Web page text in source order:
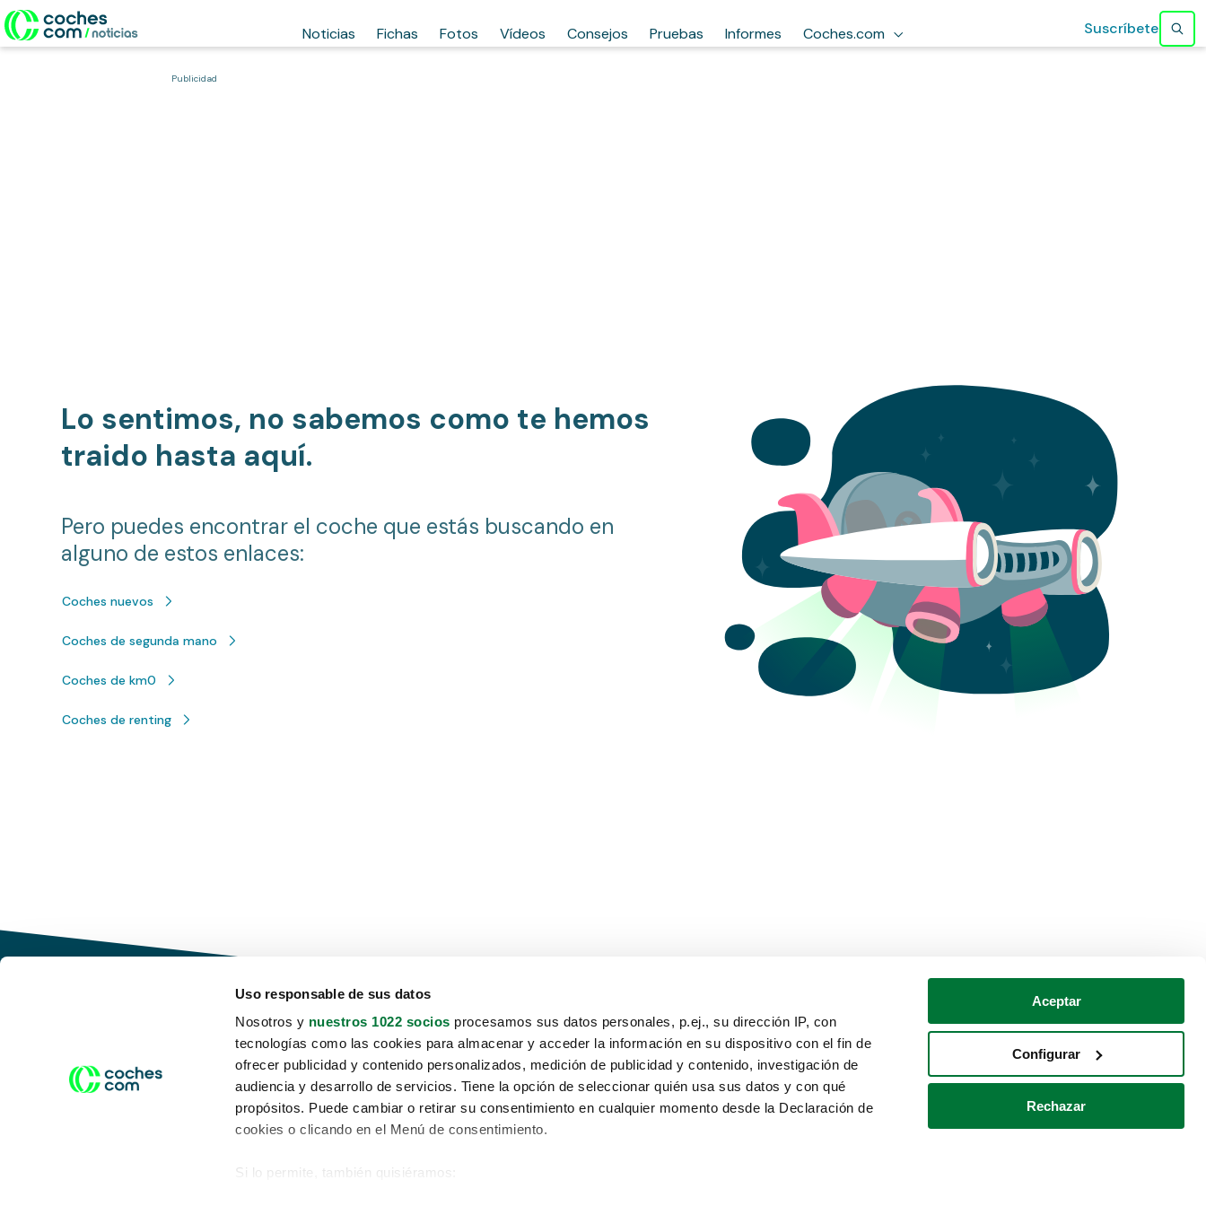
Uso responsable de sus datos
Nosotros y nuestros 1022 socios procesamos sus datos personales, p.ej., su dirección IP, con
tecnologías como las cookies para almacenar y acceder la información en su dispositivo con el fin de
ofrecer publicidad y contenido personalizados, medición de publicidad y contenido, investigación de
audiencia y desarrollo de servicios. Tiene la opción de seleccionar quién usa sus datos y con qué
propósitos. Puede cambiar o retirar su consentimiento en cualquier momento desde la Declaración de
cookies o clicando en el Menú de consentimiento.
Si lo permite, también quisiéramos:
Aceptar
Configurar
Rechazar
Noticias Fichas Fotos Vídeos Consejos Pruebas Informes Coches.com Suscríbete
Publicidad
Lo sentimos, no sabemos como te hemos
traido hasta aquí.
Pero puedes encontrar el coche que estás buscando en
alguno de estos enlaces:
Coches nuevos
Coches de segunda mano
Coches de km0
Coches de renting
Conduce tu futuro,
desata tu movilidad